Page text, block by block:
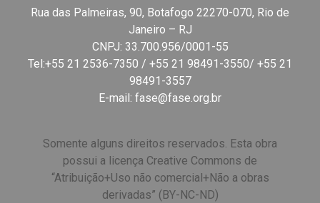
Rua das Palmeiras, 90, Botafogo 22270-070, Rio de
Janeiro – RJ
CNPJ: 33.700.956/0001-55
Tel:+55 21 2536-7350 / +55 21 98491-3550/ +55 21
98491-3557
E-mail: fase@fase.org.br
Somente alguns direitos reservados. Esta obra
possui a licença Creative Commons de
“Atribuição+Uso não comercial+Não a obras
derivadas” (BY-NC-ND)